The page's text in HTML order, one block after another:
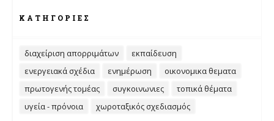
ΚΑΤΗΓΟΡΊΕΣ
διαχείριση απορριμάτων
εκπαίδευση
ενεργειακά σχέδια
ενημέρωση
οικονομικα θεματα
πρωτογενής τομέας
συγκοινωνιες
τοπικά θέματα
υγεία - πρόνοια
χωροταξικός σχεδιασμός